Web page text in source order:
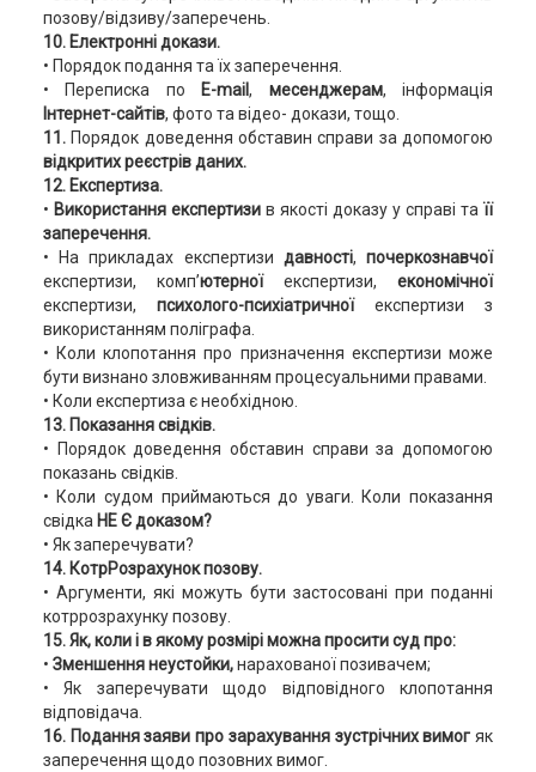
позову/відзиву/заперечень.
10. Електронні докази.
• Порядок подання та їх заперечення.
• Переписка по
E-mail, месенджерам, інформація
Інтернет-сайтів, фото та відео- докази, тощо.
11. Порядок доведення обставин справи за допомогою
відкритих реєстрів даних.
12. Експертиза.
• Використання експертизи в якості доказу у справі таїї
заперечення.
• На прикладах експертизи давності,почеркознавчої
експертизи, комп’ютерноїекспертизи,економічної
експертизи, психолого-психіатричноїекспертизи з
використанням поліграфа.
• Коли клопотання про призначення експертизи може
бути визнано зловживанням процесуальними правами.
• Коли експертиза є необхідною.
13. Показання свідків.
• Порядок доведення обставин справи за допомогою
показань свідків.
• Коли судом приймаються до уваги. Коли показання
свідкаНЕ Є доказом?
• Як заперечувати?
14. КотрРозрахунок позову.
• Аргументи, які можуть бути застосовані при поданні
котррозрахунку позову.
15. Як, коли і в якому розмірі можна просити суд про:
• Зменшення неустойки,нарахованої позивачем;
• Як заперечувати щодо відповідного клопотання
відповідача.
16. Подання заяви про зарахування зустрічних вимогяк
заперечення щодо позовних вимог.